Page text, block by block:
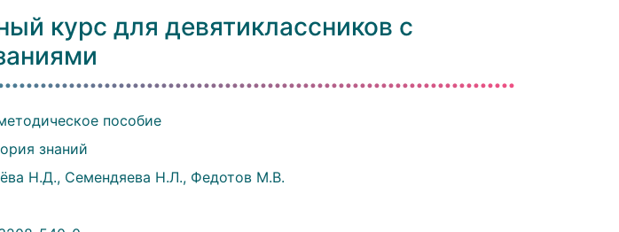
курс для девятиклассников с
пособие
знаний
Н.Д., Семендяева Н.Л., Федотов М.В.